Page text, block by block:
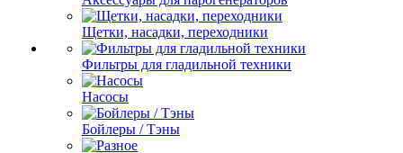
Щетки, насадки, переходники
Фильтры для гладильной техники
Насосы
Бойлеры / Тэны